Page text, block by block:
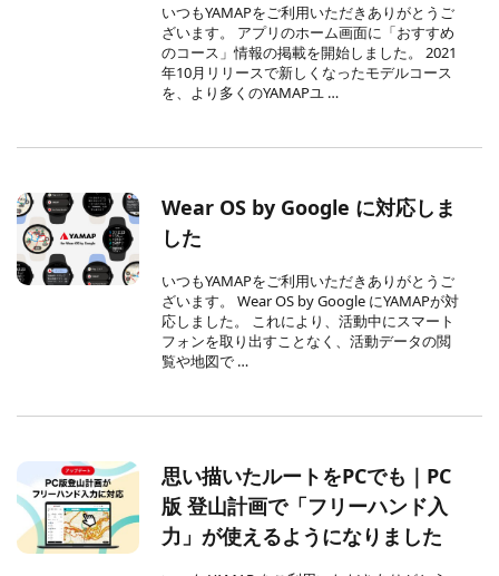
いつもYAMAPをご利用いただきありがとうご
ざいます。 アプリのホーム画面に「おすすめ
のコース」情報の掲載を開始しました。 2021
年10月リリースで新しくなったモデルコース
を、より多くのYAMAPユ …
Wear OS by Google に対応しま
した
いつもYAMAPをご利用いただきありがとうご
ざいます。 Wear OS by Google にYAMAPが対
応しました。 これにより、活動中にスマート
フォンを取り出すことなく、活動データの閲
覧や地図で …
思い描いたルートをPCでも｜PC
版 登山計画で「フリーハンド入
力」が使えるようになりました